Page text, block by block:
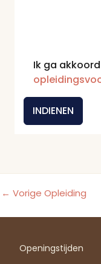
Ik ga
INDIENEN
← Vorige Opleiding
Openingstijden